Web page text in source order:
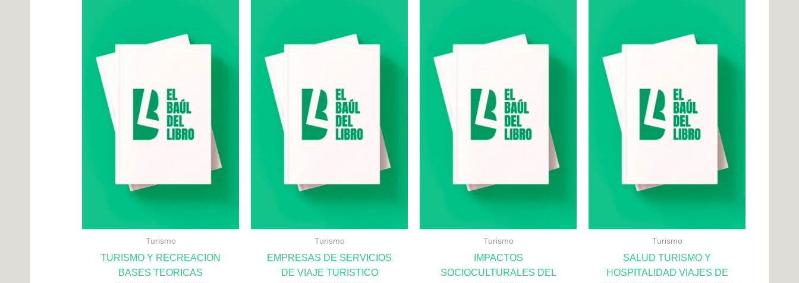
Turismo
TURISMO Y RECREACION
BASES TEORICAS
Turismo
EMPRESAS DE SERVICIOS
DE VIAJE TURISTICO
Turismo
IMPACTOS
SOCIOCULTURALES DEL
Turismo
SALUD TURISMO Y
HOSPITALIDAD VIAJES DE